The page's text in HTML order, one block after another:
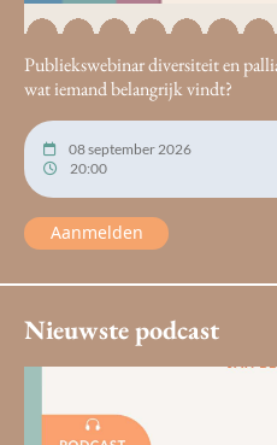
Publiekswebinar diversiteit en
wat iemand belangrijk vindt?
08 september 2026
20:00
Aanmelden
Nieuwste podcast